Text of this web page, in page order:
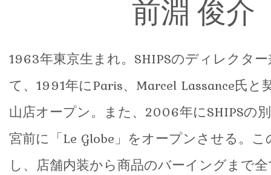
前淵 俊介
1963年東京生まれ。SHIPSのディレクタ
て、1991年にParis、Marcel Lassance氏と
山店オープン。また、2006年にSHIPSの
宮前に「Le Globe」をオープンさせる。
し、店舗内装から商品のバーイングまで